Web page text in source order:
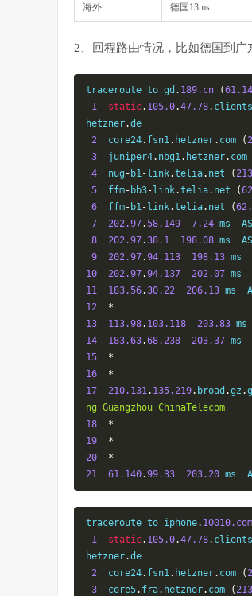
海外 德国13ms
2、回程路由情况，比如德国到广
traceroute to gd . 189.cn (
1
static. 105.0.47.78. clients
hetzner.de
2
  core24
. fsn1. hetzner. com (
3
  juniper4
. nbg1. hetzner. com
4
  nug
- b1- link.telia. net (
5
  ffm
- bb3- link.telia. net (
6
  ffm
- b1- link.telia. net (
7
202.97.58.149 7.24 ms
8
202.97.38.1 198.08 ms
9
202.97.94.113 198.13 ms
10
202.97.94.137 202.07 ms
11
183.56.30.22 206.13 ms
12
*
13
113.98. 103.118 203.83
14
183.63.68.238 203.37 ms
15
*
16
*
17
210.131. 135.219. broad .gz .
ng Guangzhou ChinaTelecom
18
*
19
*
20
*
21
61.140.99.33 203.20 ms
traceroute to iphone. 10010.com
1
static. 105.0.47.78. clients
hetzner.de
2
  core24
. fsn1. hetzner. com (
3
  core5
. fra. hetzner. com (